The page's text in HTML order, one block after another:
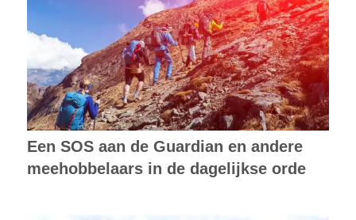
Een SOS aan de Guardian en andere
meehobbelaars in de dagelijkse orde